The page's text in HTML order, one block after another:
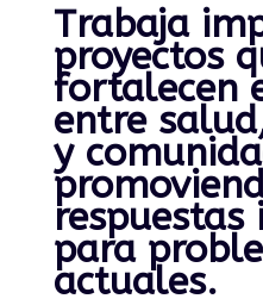
Trabaja
proyectos
fortalecen
entre
y
respuestas
para
actuales.